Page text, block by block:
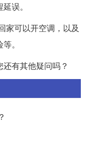
误。
家可以开空调，以及
。
有其他疑问吗？